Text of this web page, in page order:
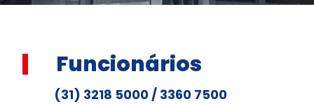
Funcionários
(31) 3218 5000 / 3360 7500